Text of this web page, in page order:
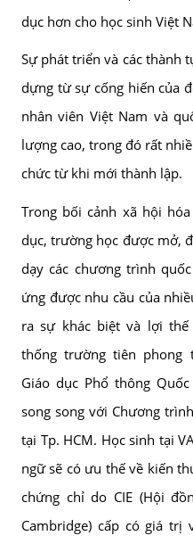
dục hơn cho học sinh Việt
Sự phát triển và các thành
dựng từ sự cống hiến của
nhân viên Việt Nam và
lượng cao, trong đó rất
chức từ khi mới thành lập.
Trong bối cảnh xã hội
dục, trường học được mở,
dạy các chương trình
ứng được nhu cầu của
ra sự khác biệt và lợi
thống trường tiên phong
Giáo dục Phổ thông
song song với Chương
tại Tp. HCM. Học sinh tại
ngữ sẽ có ưu thế về kiến
chứng chỉ do CIE (Hội
Cambridge) cấp có giá trị